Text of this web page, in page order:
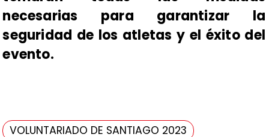
necesarias para garantizar la
seguridad de los atletas y el éxito del
evento.
VOLUNTARIADO DE SANTIAGO 2023